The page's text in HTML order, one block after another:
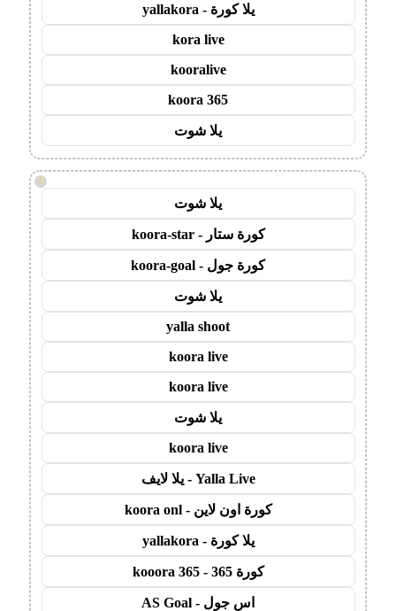
يلا كورة - yallakora
kora live
kooralive
koora 365
يلا شوت
!
يلا شوت
كورة ستار - koora-star
كورة جول - koora-goal
يلا شوت
yalla shoot
koora live
koora live
يلا شوت
koora live
Yalla Live - يلا لايف
كورة اون لاين - koora onl
يلا كورة - yallakora
كورة 365 - kooora 365
اس جول - AS Goal